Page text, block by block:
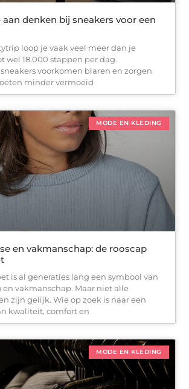
denken bij sneakers voor een
loop je vaak veel meer dan je
wel 18.000 stappen per dag.
voorkomen blaren en zorgen
minder vermoeid
MODE EN KLEDING
en vakmanschap: de rooscap
is al generaties lang een symbool van
en vakmanschap. Maar niet alle
zijn gelijk. Wie op zoek is naar een
kwaliteit, comfort en
MODE EN KLEDING